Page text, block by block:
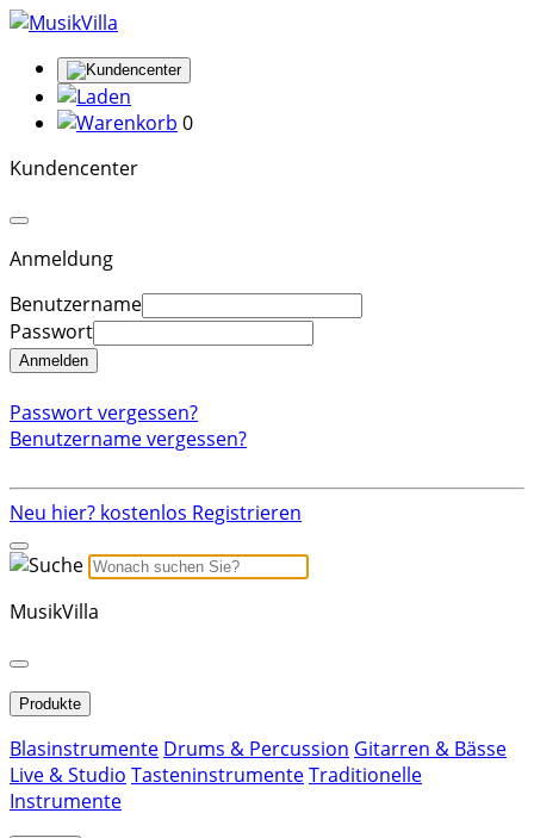
0
Kundencenter
Anmeldung
Benutzername
Passwort
Anmelden
Passwort vergessen?
Benutzername vergessen?
Neu hier? kostenlos Registrieren
MusikVilla
Produkte
Blasinstrumente Drums & Percussion Gitarren & Bässe
Live & Studio TasteninstrumenteTraditionelle
Instrumente